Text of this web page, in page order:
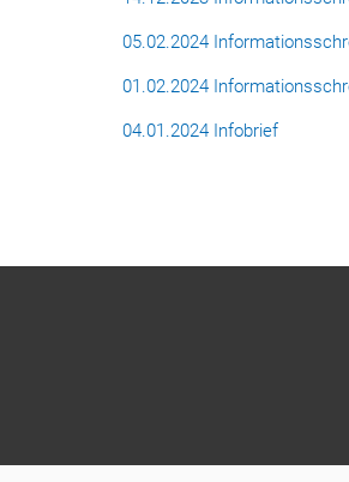
05.02.2024
01.02.2024
04.01.2024 Infobrief